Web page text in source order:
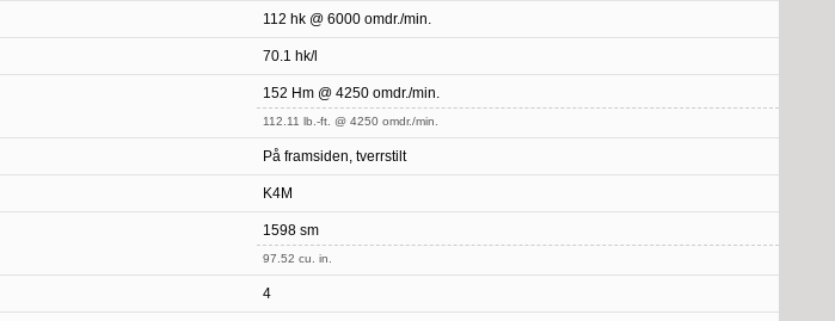
112 hk @ 6000 omdr./min.
70.1 hk/l
152 Hm @ 4250 omdr./min.
112.11 lb.-ft. @ 4250 omdr./min.
På framsiden, tverrstilt
K4M
1598 sm
97.52 cu. in.
4